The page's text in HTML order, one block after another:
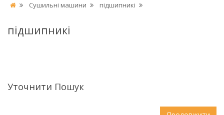
Сушильні машини підшипникі
підшипникі
Уточнити Пошук